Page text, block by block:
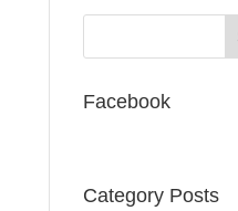
Facebook
Category Posts